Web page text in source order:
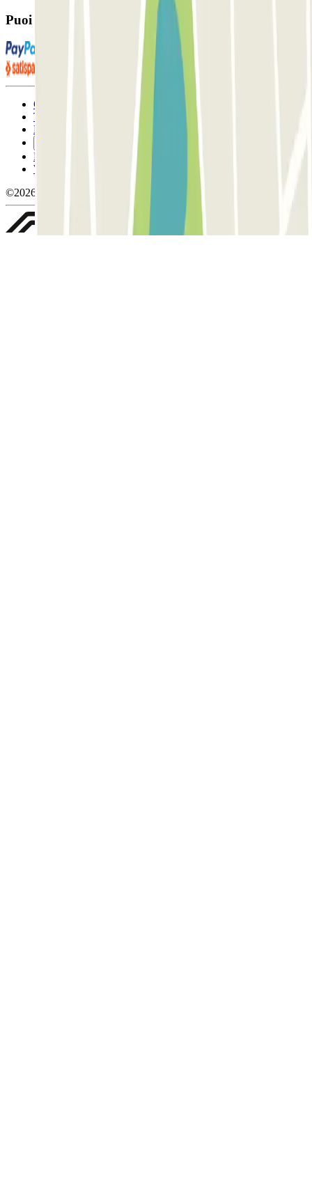
Puoi utilizzare questi metodi di pagamento:
Condizioni contrattuali e di utilizzo
Termini di cancellazione
Politica sui cookies
Politica sulla privacy
Whistleblowing
©2026 Parclick. Tutti i diritti riservati